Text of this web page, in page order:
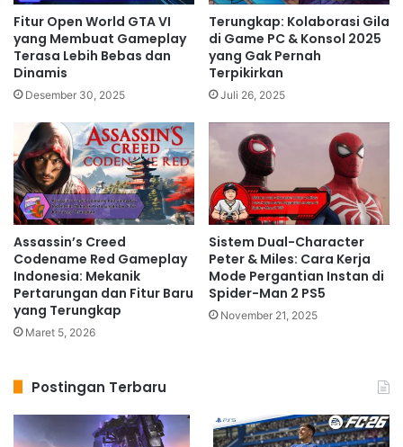
Fitur Open World GTA VI
yang Membuat Gameplay
Terasa Lebih Bebas dan
Dinamis
Desember 30, 2025
Terungkap: Kolaborasi Gila
di Game PC & Konsol 2025
yang Gak Pernah
Terpikirkan
Juli 26, 2025
Assassin’s Creed
Codename Red Gameplay
Indonesia: Mekanik
Pertarungan dan Fitur Baru
yang Terungkap
Maret 5, 2026
Sistem Dual-Character
Peter & Miles: Cara Kerja
Mode Pergantian Instan di
Spider-Man 2 PS5
November 21, 2025
Postingan Terbaru